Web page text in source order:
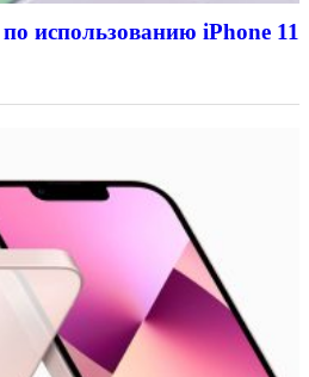
использованию iPhone 11